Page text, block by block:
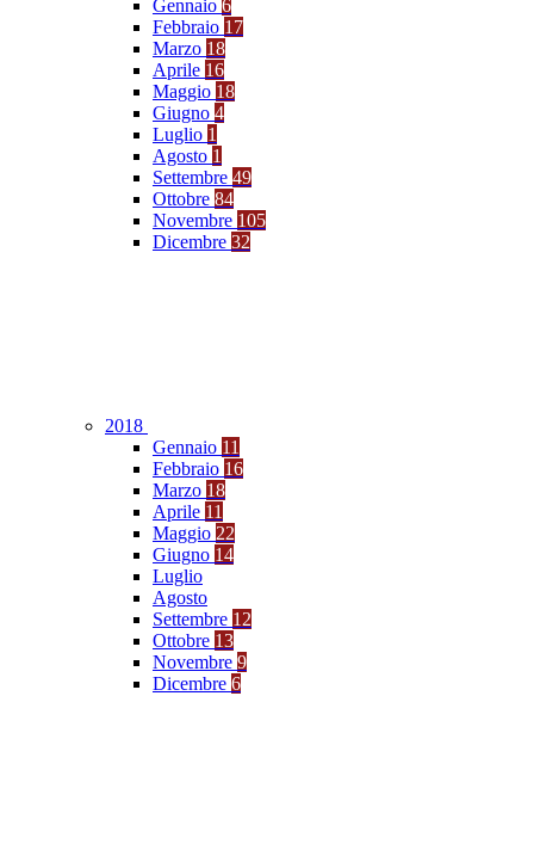
Gennaio 6
Febbraio 17
Marzo 18
Aprile 16
Maggio 18
Giugno 4
Luglio 1
Agosto 1
Settembre 49
Ottobre 84
Novembre 105
Dicembre 32
2018
Gennaio 11
Febbraio 16
Marzo 18
Aprile 11
Maggio 22
Giugno 14
Luglio
Agosto
Settembre 12
Ottobre 13
Novembre 9
Dicembre 6